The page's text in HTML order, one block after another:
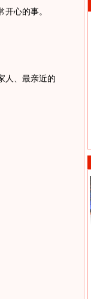
心的事。
人、最亲近的